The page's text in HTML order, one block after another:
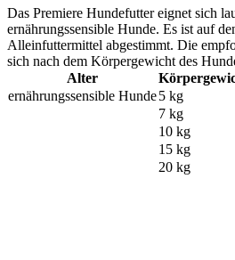
Das Premiere Hundefutter eignet sich
ernährungssensible Hunde. Es ist auf
Alleinfuttermittel abgestimmt. Die
sich nach dem Körpergewicht des
Alter
ernährungssensible Hunde5 kg
7 kg
10 kg
15 kg
20 kg